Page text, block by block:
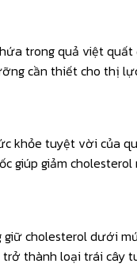
trong quả việt
cần thiết cho thị
khỏe tuyệt vời của
giúp giảm cholesterol
cholesterol dưới
thành loại trái cây